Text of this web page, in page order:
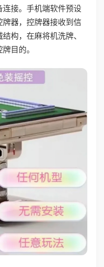
接。手机端软件预设
器，控牌器接收到信
构，在麻将机洗牌、
目的。